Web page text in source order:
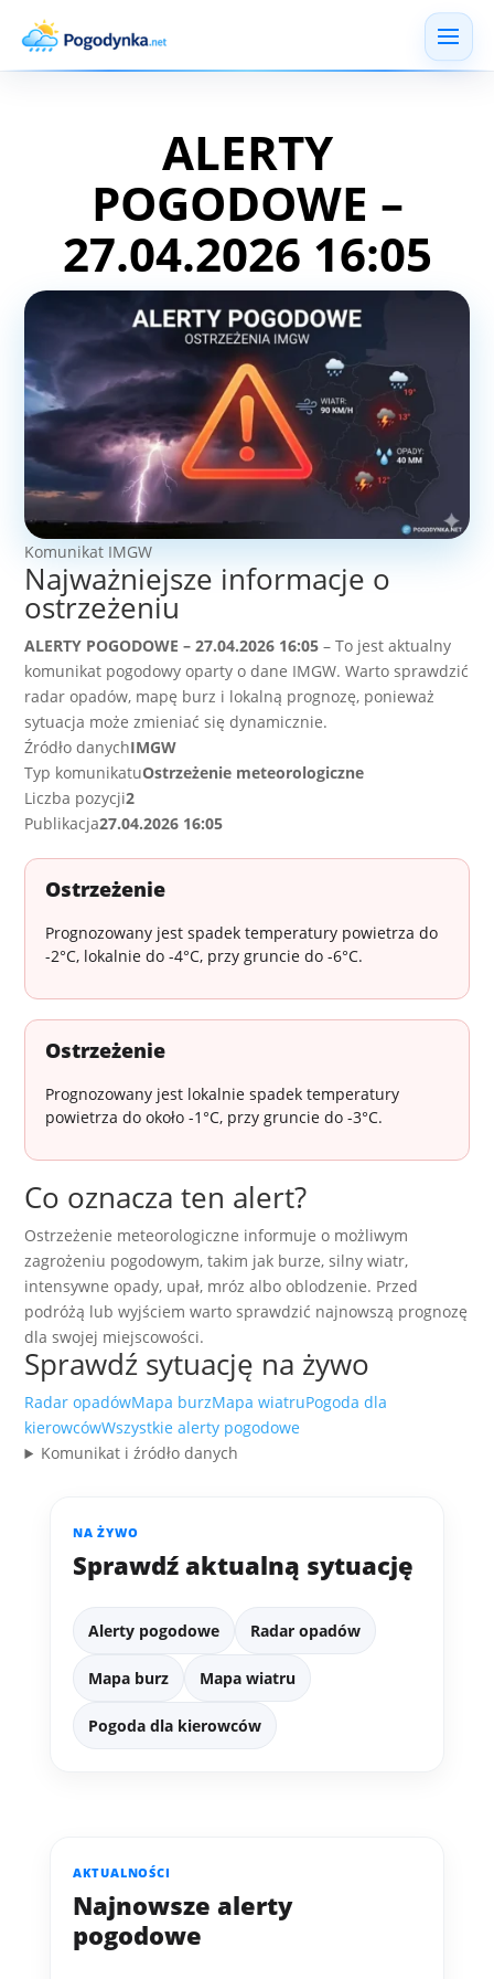
ALERTY
POGODOWE –
27.04.2026 16:05
Komunikat IMGW
Najważniejsze informacje o
ostrzeżeniu
ALERTY POGODOWE – 27.04.2026 16:05 – To jest aktualny
komunikat pogodowy oparty o dane IMGW. Warto sprawdzić
radar opadów, mapę burz i lokalną prognozę, ponieważ
sytuacja może zmieniać się dynamicznie.
Źródło danychIMGW
Typ komunikatuOstrzeżenie meteorologiczne
Liczba pozycji2
Publikacja27.04.2026 16:05
Ostrzeżenie
Prognozowany jest spadek temperatury powietrza do
-2°C, lokalnie do -4°C, przy gruncie do -6°C.
Ostrzeżenie
Prognozowany jest lokalnie spadek temperatury
powietrza do około -1°C, przy gruncie do -3°C.
Co oznacza ten alert?
Ostrzeżenie meteorologiczne informuje o możliwym
zagrożeniu pogodowym, takim jak burze, silny wiatr,
intensywne opady, upał, mróz albo oblodzenie. Przed
podróżą lub wyjściem warto sprawdzić najnowszą prognozę
dla swojej miejscowości.
Sprawdź sytuację na żywo
Radar opadówMapa burzMapa wiatruPogoda dla
kierowcówWszystkie alerty pogodowe
Komunikat i źródło danych
NA ŻYWO
Sprawdź aktualną sytuację
Alerty pogodowe Radar opadów
Mapa burz Mapa wiatru
Pogoda dla kierowców
AKTUALNOŚCI
Najnowsze alerty
pogodowe